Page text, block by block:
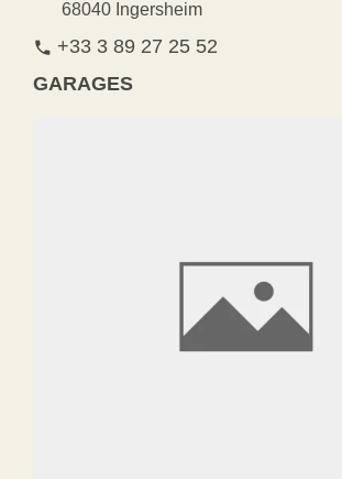
68040 Ingersheim
phone +33 3 89 27 25 52
GARAGES